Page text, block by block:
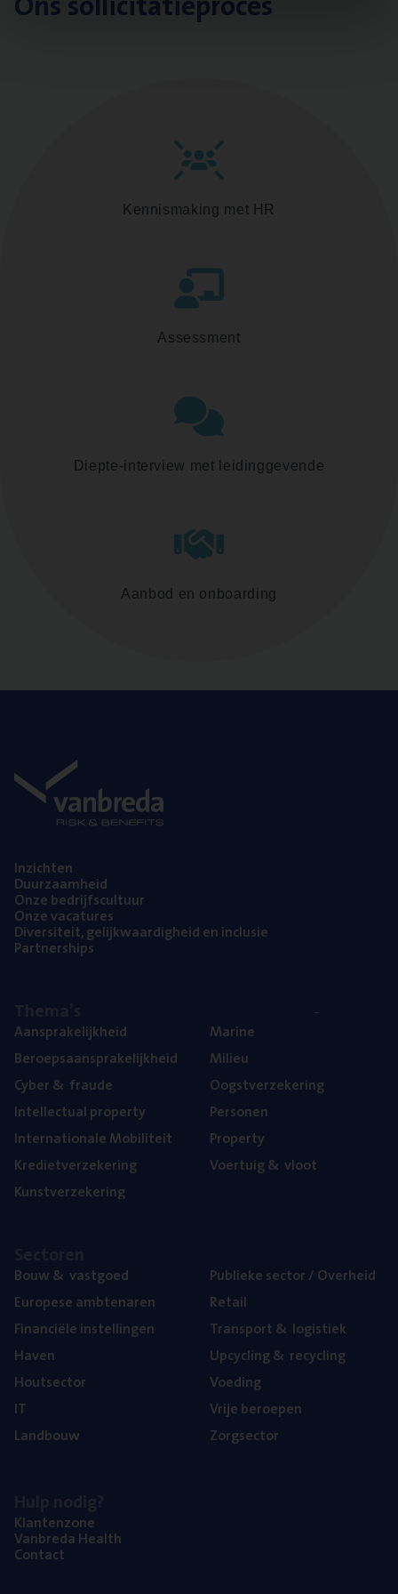
Kennismaking met HR
Assessment
Diepte-interview met leidinggevende
Aanbod en onboarding
Inzich­ten
Duur­zaam­heid
Onze bedrijfs­cul­tuur
Onze vaca­tu­res
Diver­si­teit, gelijk­waar­dig­heid en inclusie
Part­ner­ships
Aan­spra­ke­lijk­heid
Beroeps­aan­spra­ke­lijk­heid
Cyber& fraude
Intel­lec­tu­al property
Inter­na­ti­o­na­le Mobiliteit
Kre­diet­ver­ze­ke­ring
Kunst­ver­ze­ke­ring
Mari­ne
Mili­eu
Oogst­ver­ze­ke­ring
Per­so­nen
Pro­per­ty
Voer­tuig& vloot
Bouw& vastgoed
Euro­pe­se ambtenaren
Finan­ci­ë­le instellingen
Haven
Hout­sec­tor
IT
Land­bouw
Publie­ke sec­tor / Overheid
Retail
Trans­port& logistiek
Upcy­cling& recycling
Voe­ding
Vrije beroe­pen
Zorg­sec­tor
Klan­ten­zo­ne
Van­b­re­da Health
Con­tact